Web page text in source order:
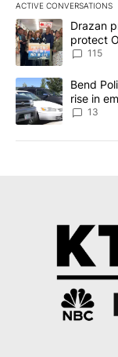
ACTIVE CONVERSATIONS
The following is a
A trending article
Drazan
protect
115
A trending article
Bend
rise in
13